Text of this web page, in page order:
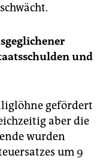
und
gefördert
aber die
wurden
um 9